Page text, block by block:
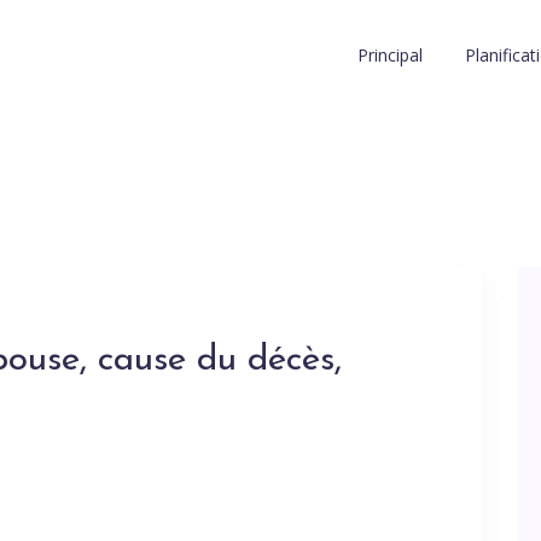
Principal
cause du décès,